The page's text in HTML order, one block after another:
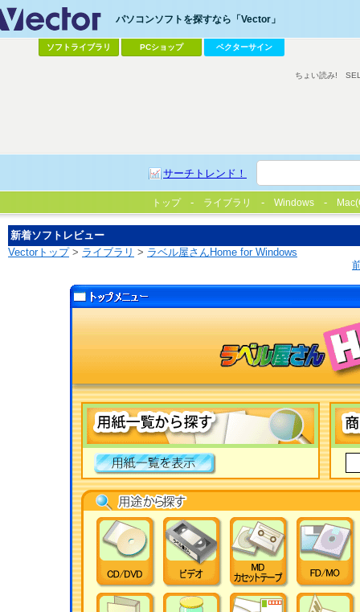
パソコンソフトを探すなら「Vector」
ソフトライブラリ PCショップ ベクターサイン
サーチトレンド！
ちょい読み!
トップ ライブラリ Windows
新着ソフトレビュー
Vectorトップ> ライブラリ > ラベル屋さんHome for Windows